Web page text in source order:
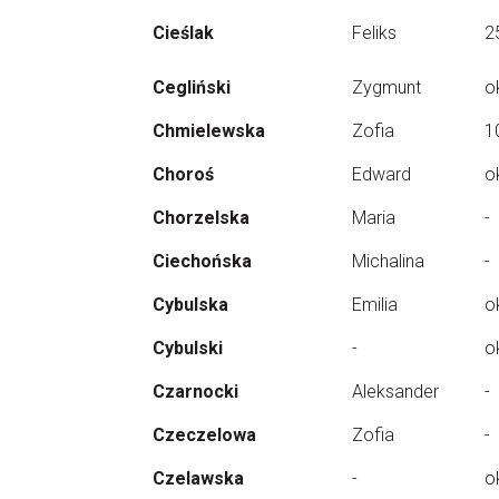
Cieślak Feliks
Cegliński Zygmunt
Chmielewska Zofia
Choroś Edward
Chorzelska Maria -
Ciechońska Michalina -
Cybulska Emilia
Cybulski -
Czarnocki Aleksander -
Czeczelowa Zofia -
Czelawska -